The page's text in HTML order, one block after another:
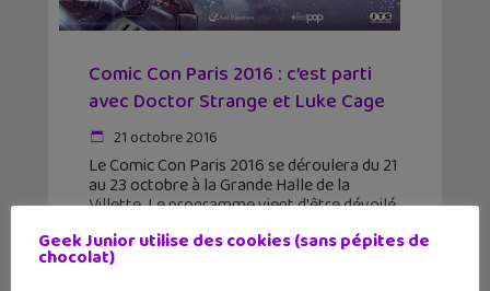
Comic Con Paris 2016 : c’est parti
avec Doctor Strange et Luke Cage
21 octobre 2016
Le Comic Con Paris 2016 se déroulera du 21
au 23 octobre à la Grande Halle de la
Villette. Le programme vient d'être dévoilé.
chance
Geek Junior utilise des cookies (sans pépites de
chocolat)